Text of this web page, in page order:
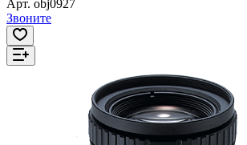
Арт. obj0927
Звоните